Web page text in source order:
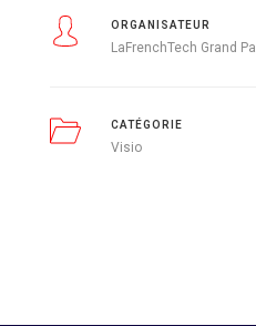
ORGANISATEUR
LaFrenchTech Grand
CATÉGORIE
Visio